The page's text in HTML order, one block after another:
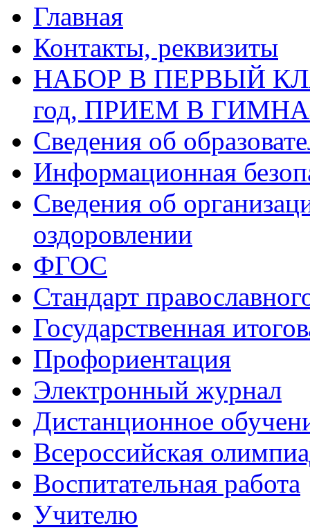
Главная
Контакты, реквизиты
НАБОР В ПЕРВЫЙ
год, ПРИЕМ В
Сведения об
Информационная
Сведения об
оздоровлении
ФГОС
Стандарт
Государственная
Профориентация
Электронный журнал
Дистанционное
Всероcсийская
Воспитательная работа
Учителю